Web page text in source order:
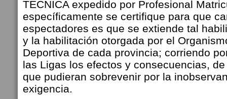
TECNICA expedido por Profesional
específicamente se certifique para que
espectadores es que se extiende tal
y la habilitación otorgada por el
Deportiva de cada provincia; corriendo
las Ligas los efectos y consecuencias,
que pudieran sobrevenir por la
exigencia.